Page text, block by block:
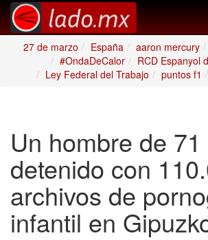
27 de marzo
España aaron mercury
#OndaDeCalor
RCD Espanyol
Ley Federal del Trabajo
puntos f1
Un hombre de
detenido con
archivos de
infantil en